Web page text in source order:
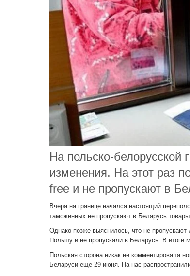
На польско-белорусской
изменения. На этот раз
free и не пропускают в
Вчера на границе начался настоящий
таможенных не пропускают в Беларусь
Однако позже выяснилось, что не
Польшу и не пропускали в Беларусь. В итоге
Польская сторона никак не комментировала
Беларуси еще 29 июня. На нас